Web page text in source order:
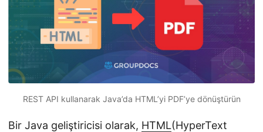
REST API kullanarak Java’da HTML’yi PDF’ye dönüştürün
Bir Java geliştiricisi olarak, HTML(HyperText